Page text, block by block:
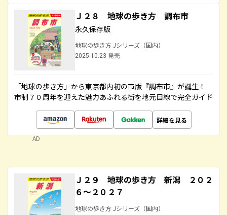
Ｊ２８ 地球の歩き方 調布市
永久保存版
地球の歩き方 Jシリーズ（国内）
2025.10.23 発売
「地球の歩き方」から東京都内初の市版『調布市』が誕生！
市制７０周年を迎えた魅力あふれる街を地元目線で完全ガイド
詳細を見る
AD
Ｊ２９ 地球の歩き方 新潟 ２０２
６～２０２７
地球の歩き方 Jシリーズ（国内）